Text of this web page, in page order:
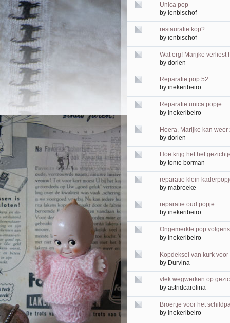
Unica pop
by ienbischof
restauratie kop?
by ienbischof
Wat erg! Marijke verliest
by dorien
Reparatie pop 52
by inekeribeiro
Reparatie unica popje
by inekeribeiro
Hoera, Marijke kan weer
by dorien
Hoe krijg het het
by tonie borman
reparatie klein
by mabroeke
reparatie oud popje
by inekeribeiro
Ongemerkte pop
by inekeribeiro
Kopdeksel van kurk
by Durvina
vlek wegwerken op
by astridcarolina
Broertje voor het
by inekeribeiro